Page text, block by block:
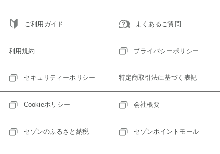
ご利用ガイド よくあるご質問
利用規約 プライバシーポリシー
セキュリティーポリシー 特定商取引法に基づく表記
Cookieポリシー 会社概要
セゾンのふるさと納税 セゾンポイントモール